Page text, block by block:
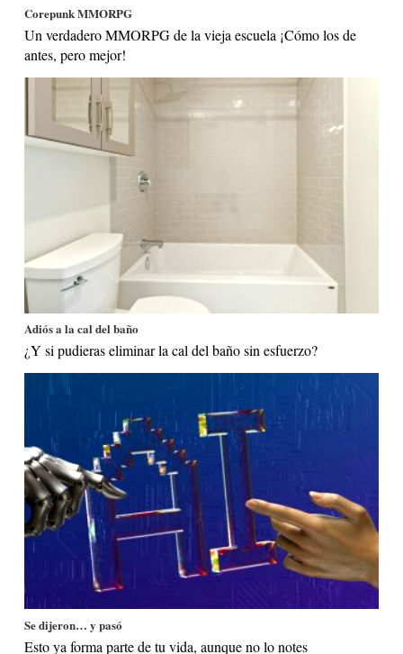
Corepunk MMORPG
Un verdadero MMORPG de la vieja escuela ¡Cómo los de
antes, pero mejor!
Adiós a la cal del baño
¿Y si pudieras eliminar la cal del baño sin esfuerzo?
Se dijeron… y pasó
Esto ya forma parte de tu vida, aunque no lo notes